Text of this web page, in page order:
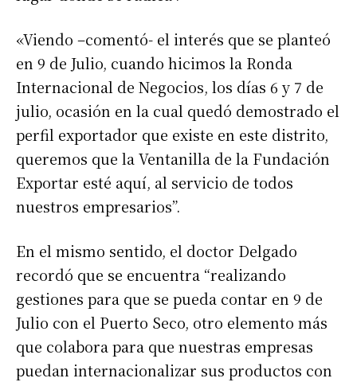
Apellidos
«Viendo –comentó- el interés que se planteó
en 9 de Julio, cuando hicimos la Ronda
Internacional de Negocios, los días 6 y 7 de
julio, ocasión en la cual quedó demostrado el
perfil exportador que existe en este distrito,
queremos que la Ventanilla de la Fundación
Exportar esté aquí, al servicio de todos
nuestros empresarios”.
En el mismo sentido, el doctor Delgado
recordó que se encuentra “realizando
gestiones para que se pueda contar en 9 de
Julio con el Puerto Seco, otro elemento más
que colabora para que nuestras empresas
puedan internacionalizar sus productos con